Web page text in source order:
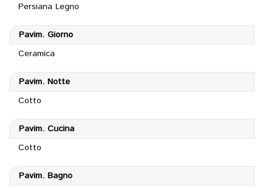
Persiana Legno
Pavim. Giorno
Ceramica
Pavim. Notte
Cotto
Pavim. Cucina
Cotto
Pavim. Bagno